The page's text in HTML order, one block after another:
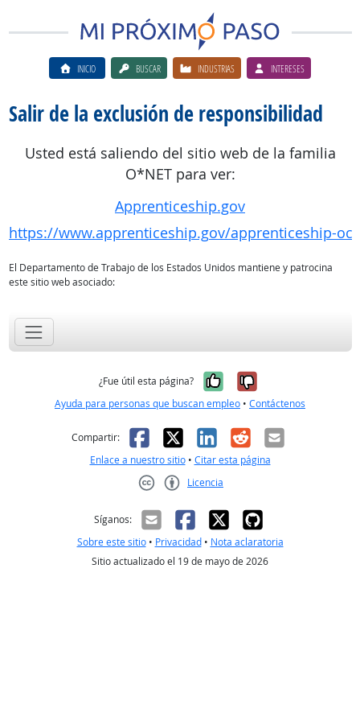
INICIO BUSCAR INDUSTRIAS INTERESES
Salir de la exclusión de responsibilidad
Usted está saliendo del sitio web de la familia
O*NET para ver:
Apprenticeship.gov
https://www.apprenticeship.gov/apprenticeship-
El Departamento de Trabajo de los Estados Unidos mantiene y patrocina
este sitio web asociado:
¿Fue útil esta página? Sí, fue útil
No, no fue
Ayuda para personas que buscan empleo • Contáctenos
Compartir: Facebook
X LinkedIn
RedditCorreo
Enlace a nuestro sitio• Citar esta página
Licencia
Síganos:
Sobre este sitio• Privacidad• Nota aclaratoria
Sitio actualizado el 19 de mayo de 2026